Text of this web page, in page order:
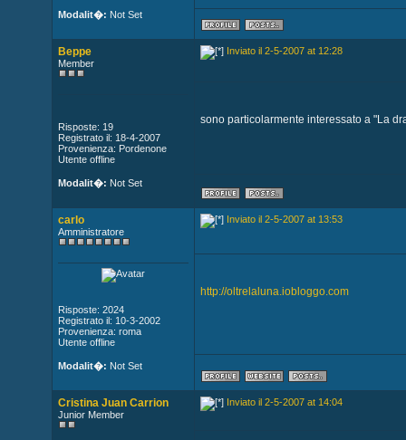
Modalit�: Not Set
Beppe
Member
Risposte: 19
Registrato il: 18-4-2007
Provenienza: Pordenone
Utente offline
Modalit�: Not Set
Inviato il 2-5-2007 at 12:28
sono particolarmente interessato a "La
carlo
Amministratore
Risposte: 2024
Registrato il: 10-3-2002
Provenienza: roma
Utente offline
Modalit�: Not Set
Inviato il 2-5-2007 at 13:53
http://oltrelaluna.iobloggo.com
Cristina Juan Carrion
Junior Member
Inviato il 2-5-2007 at 14:04